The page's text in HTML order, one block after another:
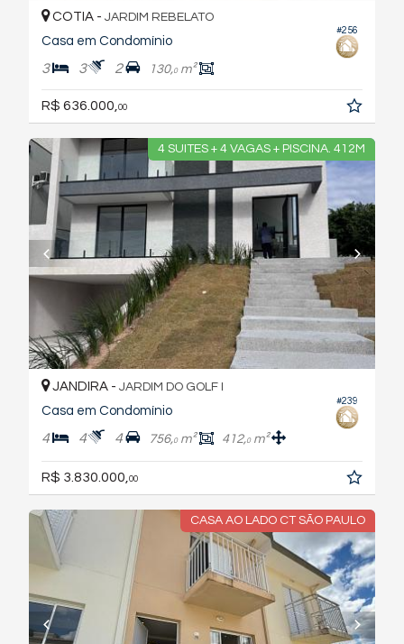
#256
COTIA - JARDIM REBELATO
Casa em Condomínio
3 3 2 130,0m²
R$ 636.000,00
4 SUITES + 4 VAGAS + PISCINA. 412M
#239
JANDIRA - JARDIM DO GOLF I
Casa em Condomínio
4 4 4 756,0m² 412,0m²
R$ 3.830.000, 00
CASA AO LADO CT SÃO PAULO